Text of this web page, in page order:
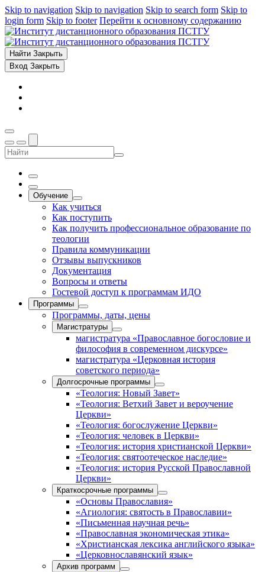
Skip to navigation Skip to navigation Skip to search form Skip to
login form Skip to footer Перейти к основному содержанию
Найти Закрыть
Вход Закрыть
Обучение
Как учиться
Как поступить
Как получить профессиональное образование по
теологии
Правила коммуникации
Отзывы выпускников
Документация
Вопросы и ответы
Гостевой доступ к программам ИДО
Программы
Программы, даты, цены
Магистратуры
магистратура «Православное богословие и
философия в современном дискурсе»
магистратура «Церковная история
советского периода»
Долгосрочные программы
«Теология: Новый Завет»
«Теология: Ветхий Завет и вероучение
Церкви»
«Теология: богослужение Церкви»
«Теология: человек в Церкви»
«Теология: история христианской Церкви»
«Теология: святоотеческое наследие»
«Теология: история Русской Православной
Церкви»
Краткосрочные программы
«Основы Православия»
«Агиология: святость в Православии»
«Письменная научная речь»
«Православная экономическая этика»
«Христианская лексика английского языка»
«Церковнославянский язык»
Архив программ